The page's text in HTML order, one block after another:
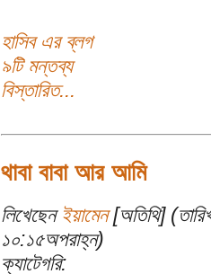
হাসিব এর ব্লগ
৯টি মন্তব্য
বিস্তারিত...
থাবা বাবা আর আমি
লিখেছেন ইয়ামেন[অতিথি]
১০:১৫অপরাহ্ন)
ক্যাটেগরি: